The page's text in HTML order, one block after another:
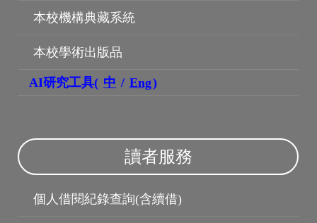
本校機構典藏系統
本校學術出版品
AI研究工具( 中 / Eng)
讀者服務
個人借閱紀錄查詢(含續借)